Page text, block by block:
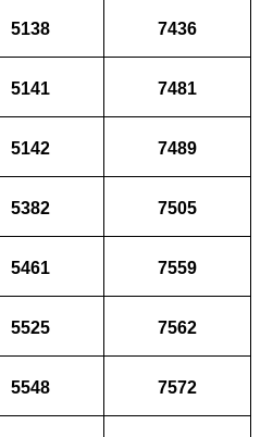
7436
5138
7481
5141
7489
5142
7505
5382
7559
5461
7562
5525
7572
5548